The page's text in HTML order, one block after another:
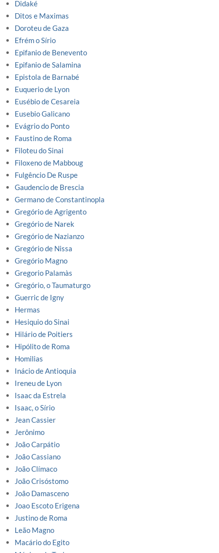
Didaké
Ditos e Maximas
Doroteu de Gaza
Efrém o Sírio
Epifanio de Benevento
Epifanio de Salamina
Epistola de Barnabé
Euquerio de Lyon
Eusébio de Cesareia
Eusebio Galicano
Evágrio do Ponto
Faustino de Roma
Filoteu do Sinai
Filoxeno de Mabboug
Fulgêncio De Ruspe
Gaudencio de Brescia
Germano de Constantinopla
Gregório de Agrigento
Gregório de Narek
Gregório de Nazianzo
Gregório de Nissa
Gregório Magno
Gregorio Palamàs
Gregório, o Taumaturgo
Guerric de Igny
Hermas
Hesiquio do Sinai
Hilário de Poitiers
Hipólito de Roma
Homilias
Inácio de Antioquia
Ireneu de Lyon
Isaac da Estrela
Isaac, o Sírio
Jean Cassier
Jerônimo
João Carpátio
João Cassiano
João Clímaco
João Crisóstomo
João Damasceno
Joao Escoto Erigena
Justino de Roma
Leão Magno
Macário do Egito